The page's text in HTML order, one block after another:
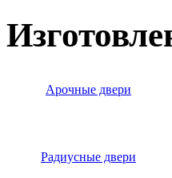
Арочные двери
Радиусные двери